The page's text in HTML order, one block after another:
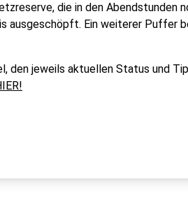
die in den Abendstunden
ausgeschöpft. Ein weiterer Puffer
den jeweils aktuellen Status und